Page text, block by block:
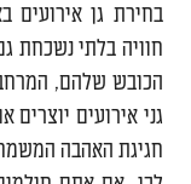
בחירת גן אירועים
חוויה בלתי נשכחת
הכובש שלהם,
גני אירועים
חגיגת האהבה